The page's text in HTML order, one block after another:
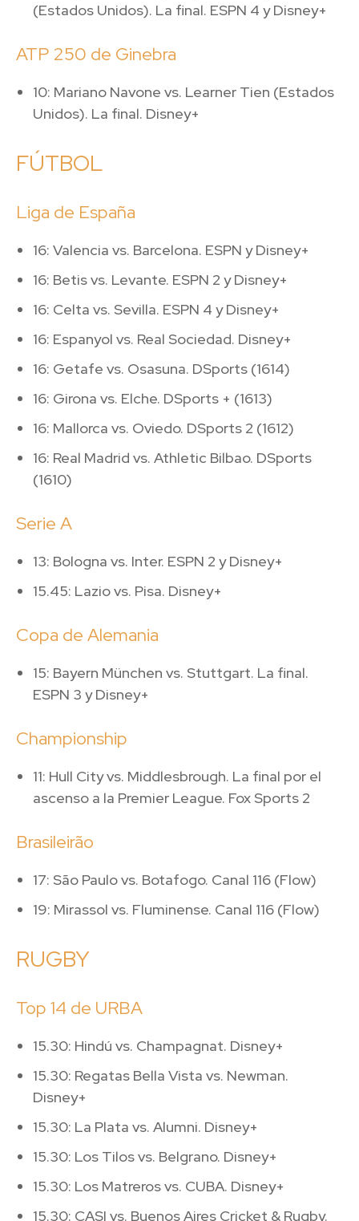
(Estados Unidos). La final. ESPN 4 y Disney+
ATP 250 de Ginebra
10: Mariano Navone vs. Learner Tien (Estados
Unidos). La final. Disney+
FÚTBOL
Liga de España
16: Valencia vs. Barcelona. ESPN y Disney+
16: Betis vs. Levante. ESPN 2 y Disney+
16: Celta vs. Sevilla. ESPN 4 y Disney+
16: Espanyol vs. Real Sociedad. Disney+
16: Getafe vs. Osasuna. DSports (1614)
16: Girona vs. Elche. DSports + (1613)
16: Mallorca vs. Oviedo. DSports 2 (1612)
16: Real Madrid vs. Athletic Bilbao. DSports
(1610)
Serie A
13: Bologna vs. Inter. ESPN 2 y Disney+
15.45: Lazio vs. Pisa. Disney+
Copa de Alemania
15: Bayern München vs. Stuttgart. La final.
ESPN 3 y Disney+
Championship
11: Hull City vs. Middlesbrough. La final por el
ascenso a la Premier League. Fox Sports 2
Brasileirão
17: São Paulo vs. Botafogo. Canal 116 (Flow)
19: Mirassol vs. Fluminense. Canal 116 (Flow)
RUGBY
Top 14 de URBA
15.30: Hindú vs. Champagnat. Disney+
15.30: Regatas Bella Vista vs. Newman.
Disney+
15.30: La Plata vs. Alumni. Disney+
15.30: Los Tilos vs. Belgrano. Disney+
15.30: Los Matreros vs. CUBA. Disney+
15.30: CASI vs. Buenos Aires Cricket & Rugby.